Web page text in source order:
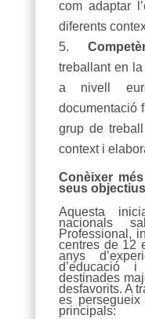
com adaptar
diferents
treballant en
a nivell
documentació
grup de
context i
Conèixer
seus objectius
Aquesta
nacionals
Professional,
centres de 12
anys
d’educació i
destinades
desfavorits. A
es
principals: